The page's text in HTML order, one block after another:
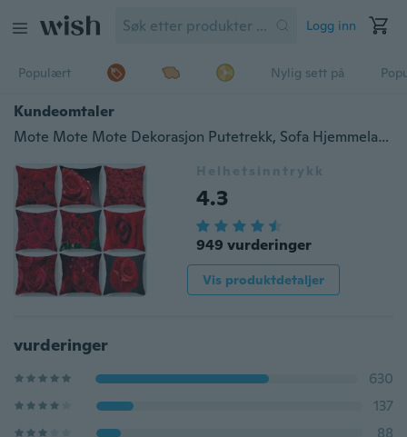
Logg inn
Populært Nylig sett på
Kundeomtaler
Mote Mote Mote Dekorasjon Putetrekk, Sofa Hjemmelaget bil Kontorutstyr Utendørs forsyninger Puter
Helhetsinntrykk
4.3
949 vurderinger
Vis produktdetaljer
vurderinger
630
137
88